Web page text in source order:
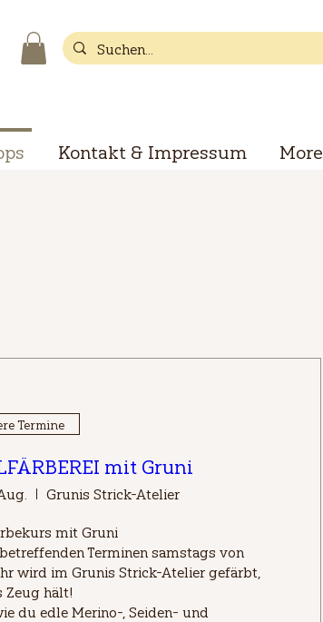
Kontakt & Impressum More
Termine
mit Gruni
Grunis Strick-Atelier
mit Gruni
Terminen samstags von
wird im Grunis Strick-Atelier gefärbt,
Zeug hält!
du edle Merino-, Seiden- und